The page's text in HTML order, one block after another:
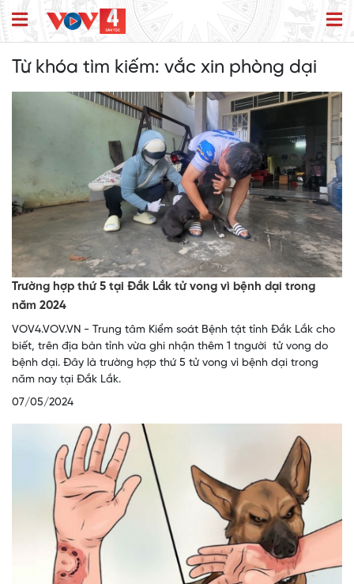
Từ khóa tìm kiếm: vắc xin phòng dại
Trường hợp thứ 5 tại Đắk Lắk tử vong vì bệnh dại trong
năm 2024
VOV4.VOV.VN - Trung tâm Kiểm soát Bệnh tật tỉnh Đắk Lắk cho
biết, trên địa bàn tỉnh vừa ghi nhận thêm 1 tngười tử vong do
bệnh dại. Đây là trường hợp thứ 5 tử vong vì bệnh dại trong
năm nay tại Đắk Lắk.
07/05/2024